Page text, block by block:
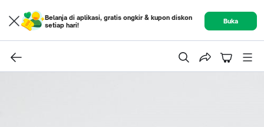
Belanja di aplikasi, gratis ongkir & kupon diskon
setiap hari!
Buka